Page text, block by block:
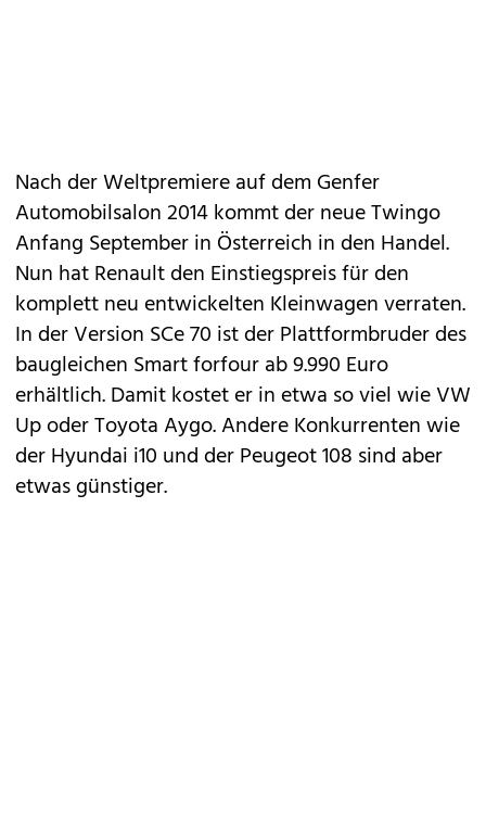
Nach der Weltpremiere auf dem Genfer
Automobilsalon 2014 kommt derneue Twingo
Anfang September in Österreich in den Handel.
Nun hatRenaultden Einstiegspreis für den
komplett neu entwickelten Kleinwagen verraten.
In der Version SCe 70 ist der Plattformbruder des
baugleichen Smart forfourab 9.990 Euro
erhältlich. Damit kostet er in etwa so viel wie VW
Up oder ToyotaAygo. Andere Konkurrenten wie
der Hyundai i10 und derPeugeot 108 sind aber
etwas günstiger.